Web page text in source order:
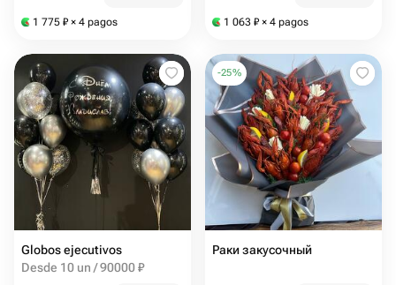
1 775 ₽ × 4 pagos 1 063 ₽ × 4 pagos
Globos ejecutivos
Desde 10 un / 90000 ₽
-25%
Раки закусочный